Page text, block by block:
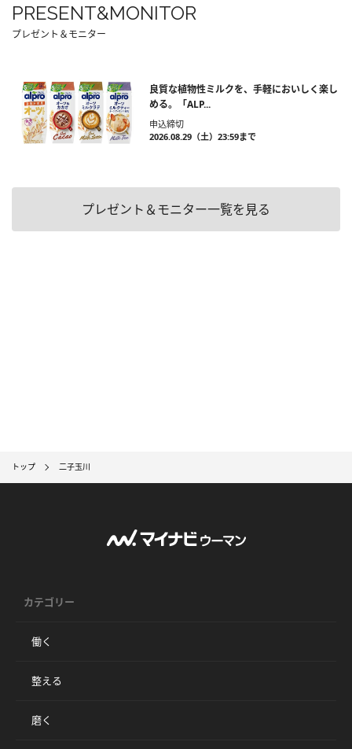
PRESENT&MONITOR
プレゼント＆モニター
良質な植物性ミルクを、手軽においしく楽し
める。「ALP...
申込締切
2026.08.29（土）23:59まで
プレゼント＆モニター一覧を見る
トップ 二子玉川
カテゴリー
働く
整える
磨く